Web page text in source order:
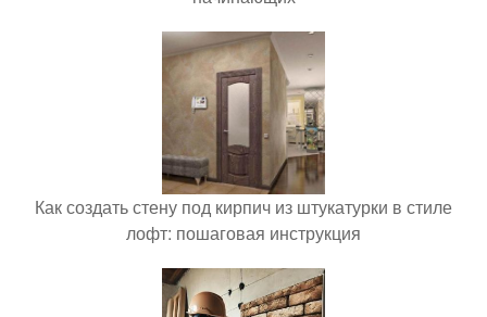
Как создать стену под кирпич из штукатурки в стиле
лофт: пошаговая инструкция